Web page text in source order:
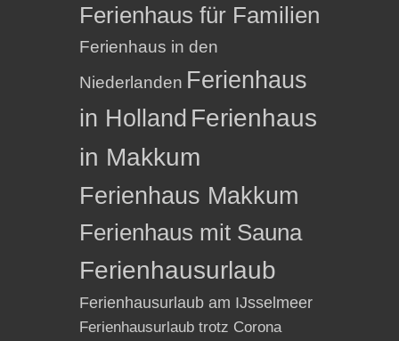
Ferienhaus für Familien
Ferienhaus in den
Niederlanden Ferienhaus
in Holland Ferienhaus
in Makkum
Ferienhaus Makkum
Ferienhaus mit Sauna
Ferienhausurlaub
Ferienhausurlaub am IJsselmeer
Ferienhausurlaub trotz Corona